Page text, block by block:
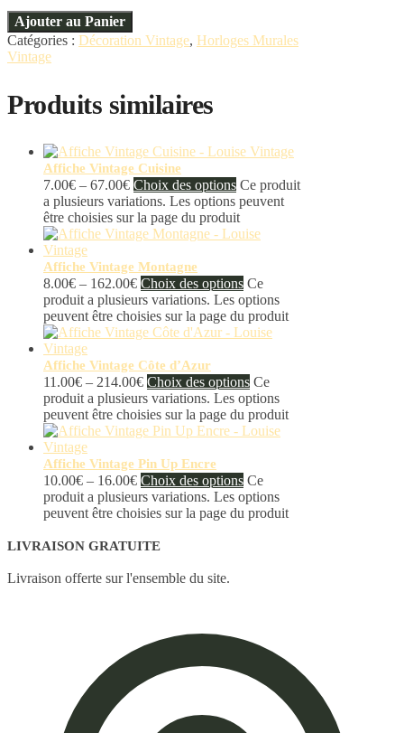
Ajouter au Panier
Catégories : Décoration Vintage, Horloges Murales
Vintage
Produits similaires
Affiche Vintage Cuisine
7.00€ – 67.00€ Choix des options Ce produit
a plusieurs variations. Les options peuvent
être choisies sur la page du produit
Affiche Vintage Montagne
8.00€ – 162.00€ Choix des options Ce
produit a plusieurs variations. Les options
peuvent être choisies sur la page du produit
Affiche Vintage Côte d’Azur
11.00€ – 214.00€ Choix des options Ce
produit a plusieurs variations. Les options
peuvent être choisies sur la page du produit
Affiche Vintage Pin Up Encre
10.00€ – 16.00€ Choix des options Ce
produit a plusieurs variations. Les options
peuvent être choisies sur la page du produit
LIVRAISON GRATUITE
Livraison offerte sur l'ensemble du site.